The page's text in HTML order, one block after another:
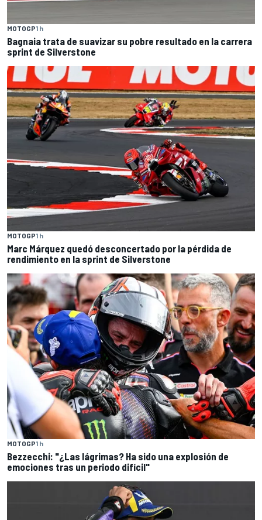
MOTOGP1 h
Bagnaia trata de suavizar su pobre resultado en la carrera
sprint de Silverstone
MOTOGP1 h
Marc Márquez quedó desconcertado por la pérdida de
rendimiento en la sprint de Silverstone
MOTOGP1 h
Bezzecchi: "¿Las lágrimas? Ha sido una explosión de
emociones tras un periodo difícil"